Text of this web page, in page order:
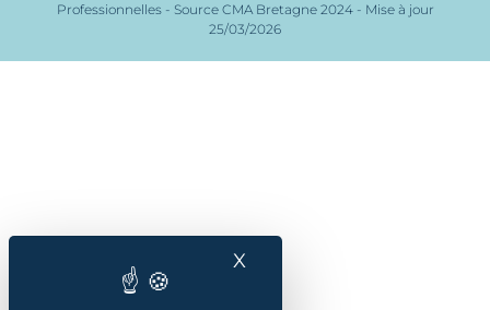
X
Professionnelles - Source CMA Bretagne 2024 - Mise à jour
25/03/2026